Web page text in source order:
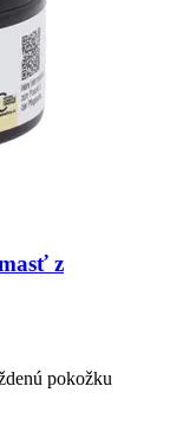
z
pokožku